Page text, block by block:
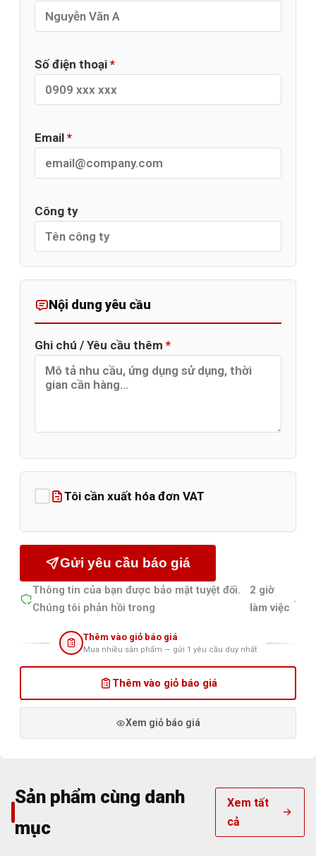
Số điện thoại *
Email *
Công ty
Nội dung yêu cầu
Ghi chú / Yêu cầu thêm *
Tôi cần xuất hóa đơn VAT
Gửi yêu cầu báo giá
Thông tin của bạn được bảo mật tuyệt đối.
Chúng tôi phản hồi trong
2 giờ
làm việc
.
Thêm vào giỏ báo giá
Mua nhiều sản phẩm — gửi 1 yêu cầu duy nhất
Thêm vào giỏ báo giá
Xem giỏ báo giá
Sản phẩm cùng danh
mục
Xem tất
cả